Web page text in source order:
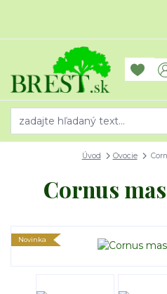
Úvod Ovocie
Cornus
Novinka